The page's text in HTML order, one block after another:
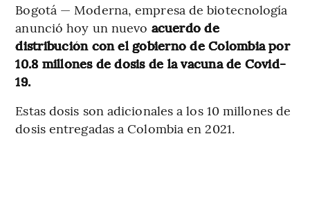
Bogotá — Moderna, empresa de biotecnología
anunció hoy un nuevo acuerdo de
distribución con el gobierno de Colombia por
10.8 millones de dosis de la vacuna de Covid-
19.
Estas dosis son adicionales a los 10 millones de
dosis entregadas a Colombia en 2021.